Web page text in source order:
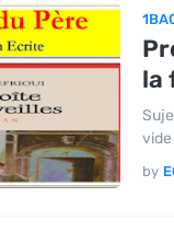
la
vide
by